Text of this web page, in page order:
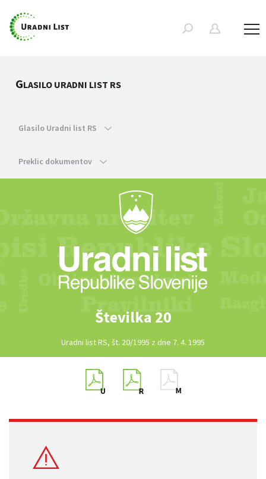
GLASILO URADNI LIST RS
Glasilo Uradni list RS
Preklic dokumentov
Številka 20
Uradni list RS, št. 20/1995 z dne 7. 4. 1995